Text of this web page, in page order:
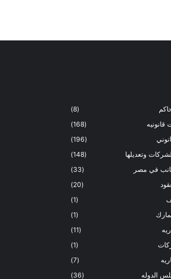
(8)
قانونيه
(168)
(196)
وتعديلها
(148)
في مصر
(33)
(20)
(1)
(1)
(11)
(1)
(7)
الدوله
(36)